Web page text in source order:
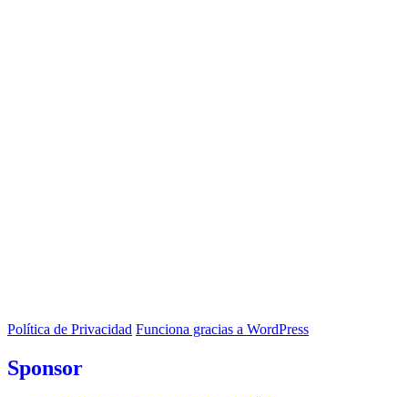
Política de Privacidad Funciona gracias a WordPress
Sponsor